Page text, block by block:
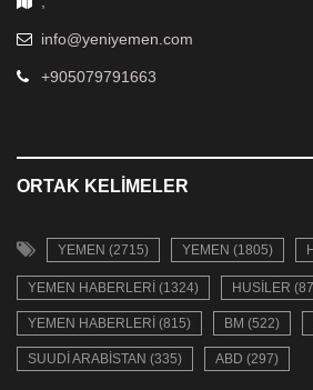
info@yeniyemen.com
+905079791663
ORTAK KELIMELER
YEMEN (2715) YEMEN (1805)
YEMEN HABERLERI (1324) HUSILER
YEMEN HABERLERI (815) BM (522)
SUUDI ARABISTAN (335) ABD (297)